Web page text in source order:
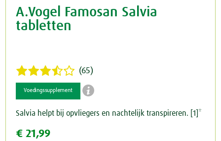
A.Vogel Famosan Salvia
tabletten
(65)
Voedingssupplement 
Salvia helpt bij opvliegers en nachtelijk transpireren. [1]*
€ 21,99